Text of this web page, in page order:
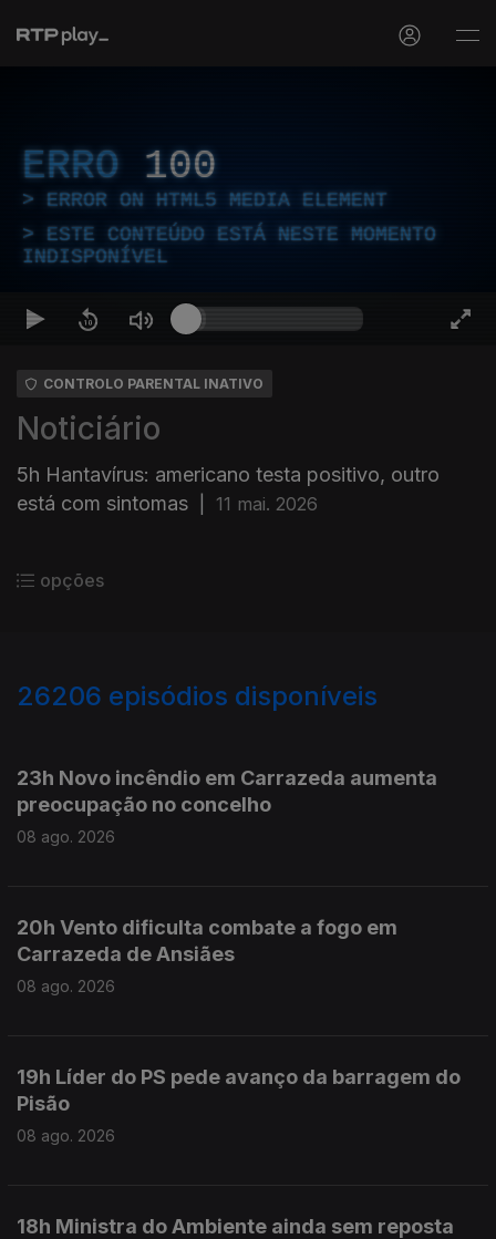
ERRO 100
ERROR ON HTML5 MEDIA ELEMENT
ESTE CONTEÚDO ESTÁ NESTE MOMENTO
INDISPONÍVEL
CONTROLO PARENTAL INATIVO
Noticiário
5h Hantavírus: americano testa positivo, outro
está com sintomas
11 mai. 2026
opções
26206 episódios disponíveis
23h Novo incêndio em Carrazeda aumenta
preocupação no concelho
08 ago. 2026
20h Vento dificulta combate a fogo em
Carrazeda de Ansiães
08 ago. 2026
19h Líder do PS pede avanço da barragem do
Pisão
08 ago. 2026
18h Ministra do Ambiente ainda sem reposta